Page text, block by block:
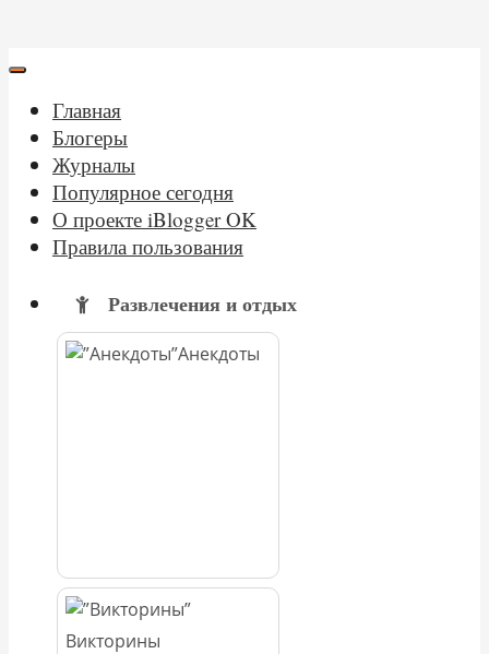
Главная
Блогеры
Журналы
Популярное сегодня
О проекте iBlogger OK
Правила пользования
Развлечения и отдых
Анекдоты
Викторины